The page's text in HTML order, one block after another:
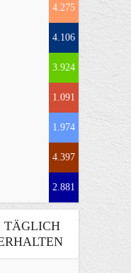
4.275
4.106
3.924
1.091
1.974
4.397
2.881
TÄGLICH